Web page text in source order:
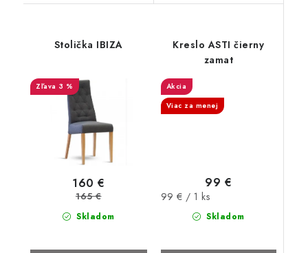
Stolička IBIZA
3 %
Skladom
160 €
165 €
Kreslo ASTI čierny
zamat
Akcia
Viac za menej
Skladom
99 €
Jednotková
99 € / 1 ks